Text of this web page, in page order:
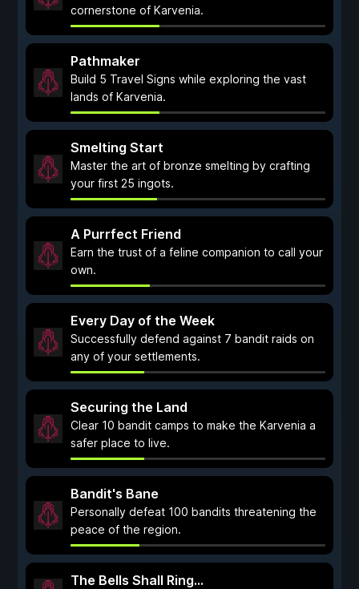
cornerstone of Karvenia.
Pathmaker
Build 5 Travel Signs while exploring the vast
lands of Karvenia.
Smelting Start
Master the art of bronze smelting by crafting
your first 25 ingots.
A Purrfect Friend
Earn the trust of a feline companion to call your
own.
Every Day of the Week
Successfully defend against 7 bandit raids on
any of your settlements.
Securing the Land
Clear 10 bandit camps to make the Karvenia a
safer place to live.
Bandit's Bane
Personally defeat 100 bandits threatening the
peace of the region.
The Bells Shall Ring...